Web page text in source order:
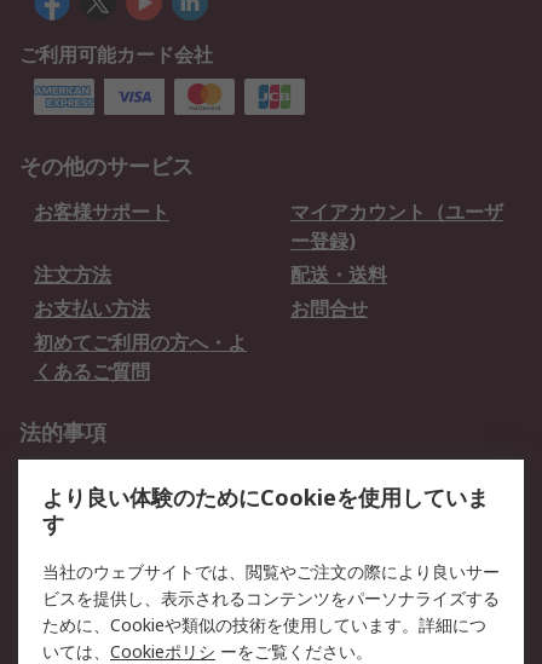
ご利用可能カード会社
その他のサービス
お客様サポート
マイアカウント（ユーザ
ー登録)
注文方法
配送・送料
お支払い方法
お問合せ
初めてご利用の方へ・よ
くあるご質問
法的事項
クッキーポリシー
RSについて
会社概要
採用情報
プレスリリース＆お知ら
コーポレートサイト
より良い体験のためにCookieを使用していま
す
当社のウェブサイトでは、閲覧やご注文の際により良いサー
ビスを提供し、表示されるコンテンツをパーソナライズする
ために、Cookieや類似の技術を使用しています。詳細につ
いては、 Cookieポリシ ーをご覧ください。